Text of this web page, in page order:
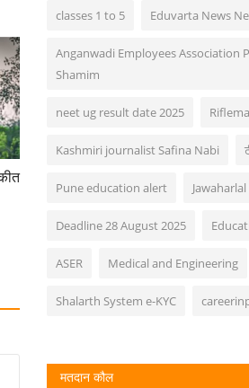
classes 1 to 5 Eduvarta News
Anganwadi Employees Association
Shamim
neet ug result date 2025
Kashmiri journalist Safina Nabi
Pune education alert
Deadline 28 August 2025
ASER Medical and Engineering
Shalarth System e-KYC
मतदान कौल